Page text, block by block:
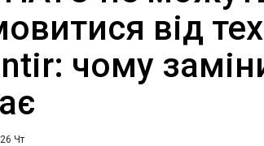
від
чому
Чт